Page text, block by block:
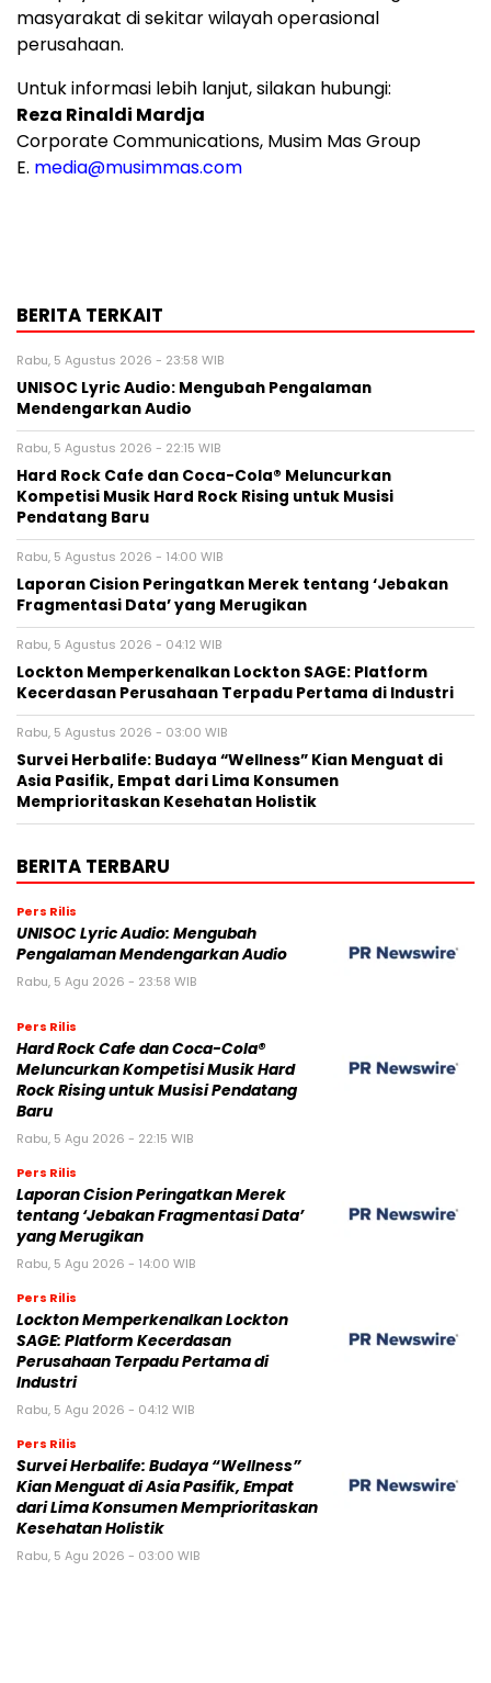
masyarakat di sekitar wilayah operasional
perusahaan.
Untuk informasi lebih lanjut, silakan hubungi:
Reza Rinaldi Mardja
Corporate Communications, Musim Mas Group
E. media@musimmas.com
BERITA TERKAIT
Rabu, 5 Agustus 2026 - 23:58 WIB
UNISOC Lyric Audio: Mengubah Pengalaman
Mendengarkan Audio
Rabu, 5 Agustus 2026 - 22:15 WIB
Hard Rock Cafe dan Coca-Cola® Meluncurkan
Kompetisi Musik Hard Rock Rising untuk Musisi
Pendatang Baru
Rabu, 5 Agustus 2026 - 14:00 WIB
Laporan Cision Peringatkan Merek tentang ‘Jebakan
Fragmentasi Data’ yang Merugikan
Rabu, 5 Agustus 2026 - 04:12 WIB
Lockton Memperkenalkan Lockton SAGE: Platform
Kecerdasan Perusahaan Terpadu Pertama di Industri
Rabu, 5 Agustus 2026 - 03:00 WIB
Survei Herbalife: Budaya “Wellness” Kian Menguat di
Asia Pasifik, Empat dari Lima Konsumen
Memprioritaskan Kesehatan Holistik
BERITA TERBARU
Pers Rilis
UNISOC Lyric Audio: Mengubah
Pengalaman Mendengarkan Audio
Rabu, 5 Agu 2026 - 23:58 WIB
Pers Rilis
Hard Rock Cafe dan Coca-Cola®
Meluncurkan Kompetisi Musik Hard
Rock Rising untuk Musisi Pendatang
Baru
Rabu, 5 Agu 2026 - 22:15 WIB
Pers Rilis
Laporan Cision Peringatkan Merek
tentang ‘Jebakan Fragmentasi Data’
yang Merugikan
Rabu, 5 Agu 2026 - 14:00 WIB
Pers Rilis
Lockton Memperkenalkan Lockton
SAGE: Platform Kecerdasan
Perusahaan Terpadu Pertama di
Industri
Rabu, 5 Agu 2026 - 04:12 WIB
Pers Rilis
Survei Herbalife: Budaya “Wellness”
Kian Menguat di Asia Pasifik, Empat
dari Lima Konsumen Memprioritaskan
Kesehatan Holistik
Rabu, 5 Agu 2026 - 03:00 WIB